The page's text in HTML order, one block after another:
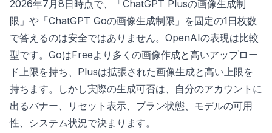
2026年7月8日時点で、「ChatGPT Plusの画像生成制
限」や「ChatGPT Goの画像生成制限」を固定の1日枚数
で答えるのは安全ではありません。OpenAIの表現は比較
型です。GoはFreeより多くの画像作成と高いアップロー
ド上限を持ち、Plusは拡張された画像生成と高い上限を
持ちます。しかし実際の生成可否は、自分のアカウントに
出るバナー、リセット表示、プラン状態、モデルの可用
性、システム状況で決まります。